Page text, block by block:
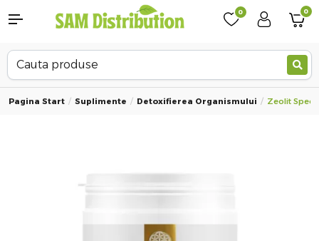
0 0
Pagina Start Suplimente Detoxifierea Organismului Zeolit